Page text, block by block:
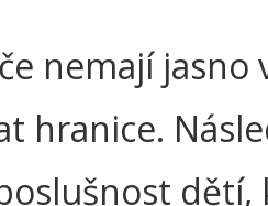
nemají jasno
hranice.
dětí,